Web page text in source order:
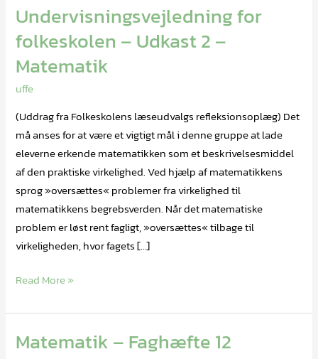
Undervisningsvejledning for
folkeskolen – Udkast 2 –
Matematik
uffe
(Uddrag fra Folkeskolens læseudvalgs refleksionsoplæg) Det
må anses for at være et vigtigt mål i denne gruppe at lade
eleverne erkende matematikken som et beskrivelsesmiddel
af den praktiske virkelighed. Ved hjælp af matematikkens
sprog »oversættes« problemer fra virkelighed til
matematikkens begrebsverden. Når det matematiske
problem er løst rent fagligt, »oversættes« tilbage til
virkeligheden, hvor fagets […]
Undervisningsvejledning
folkeskolen
–
Udkast
–
Matematik
Read More »
Matematik – Faghæfte 12
Matematik